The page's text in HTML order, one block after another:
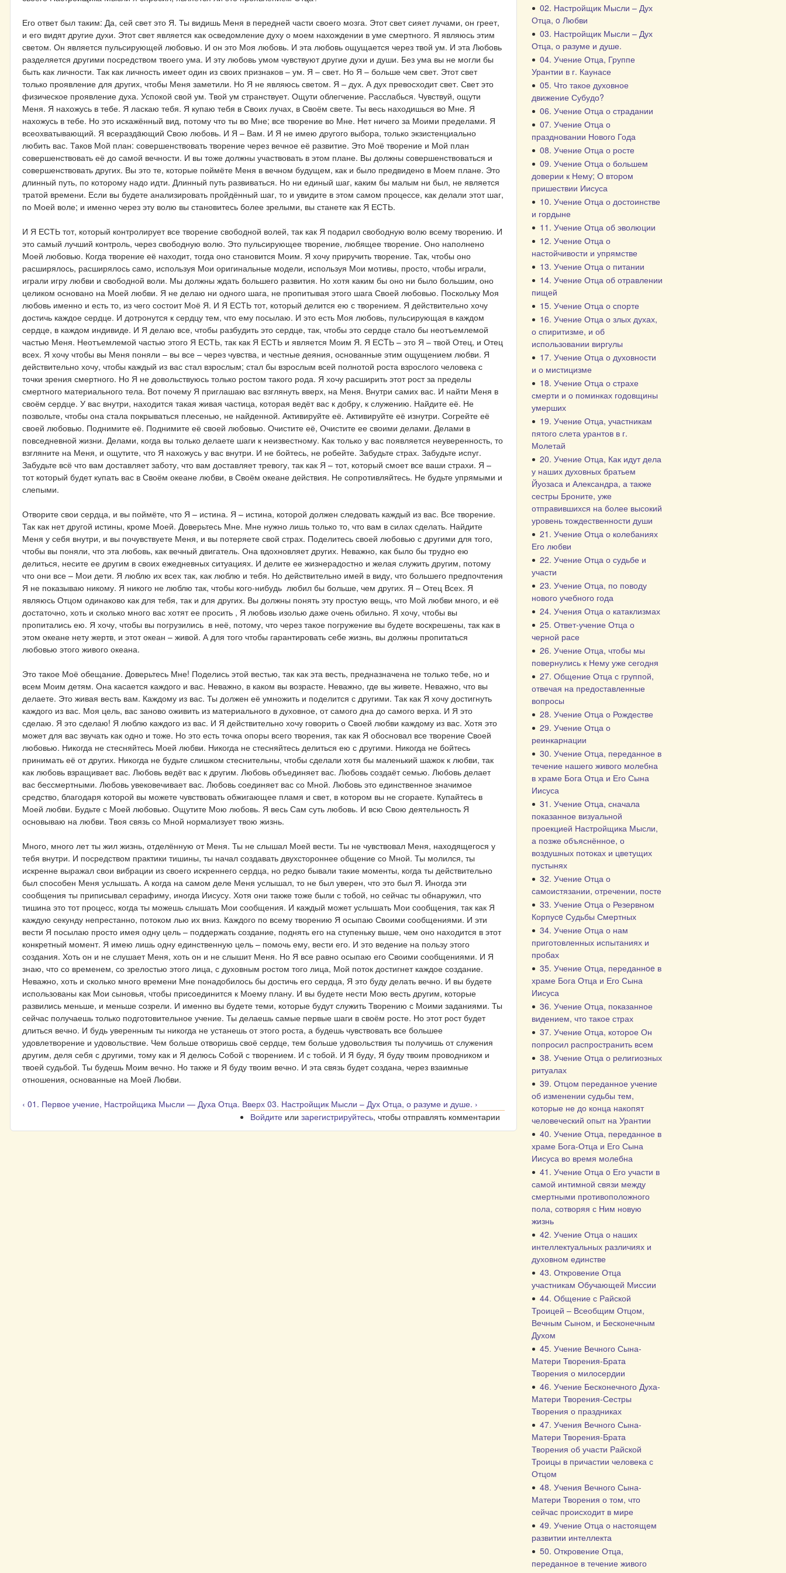
Его ответ был таким: Да, сей свет это Я. Ты видишь Меня в передней части своего мозга. Этот свет сияет лучами, он греет,
и его видят другие духи. Этот свет является как осведомление духу о моем нахождении в уме смертного. Я являюсь этим
светом. Он является пульсирующей любовью. И он это Моя любовь. И эта любовь ощущается через твой ум. И эта Любовь
разделяется другими посредством твоего ума. И эту любовь умом чувствуют другие духи и души. Без ума вы не могли бы
быть как личности. Так как личность имеет один из своих признаков – ум. Я – свет. Но Я – больше чем свет. Этот свет
только проявление для других, чтобы Меня заметили. Но Я не являюсь светом. Я – дух. А дух превосходит свет. Свет это
физическое проявление духа. Успокой свой ум. Твой ум странствует. Ощути облегчение. Расслабься. Чувствуй, ощути
Меня. Я нахожусь в тебе. Я ласкаю тебя. Я купаю тебя в Своих лучах, в Своём свете. Ты весь находишься во Мне. Я
нахожусь в тебе. Но это искажённый вид, потому что ты во Мне; все творение во Мне. Нет ничего за Моими пределами. Я
всеохватывающий. Я всераздaющий Свою любовь. И Я – Вам. И Я не имею другого выбора, только экзистенциально
любить вас. Таков Мой план: совершенствовать творение через вечное её развитие. Это Моё творение и Мой план
совершенствовать её до самой вечности. И вы тоже должны участвовать в этом плане. Вы должны совершенствоваться и
совершенствовать других. Вы это те, которые поймёте Меня в вечном будущем, как и было предвидено в Моем плане. Это
длинный путь, по которому надо идти. Длинный путь развиваться. Но ни единый шаг, каким бы малым ни был, не является
тратой времени. Если вы будете анализировать пройдённый шаг, то и увидите в этом самом процессе, как делали этот шаг,
по Моей воле; и именно через эту волю вы становитесь более зрелыми, вы станете как Я ЕСТЬ.
И Я ЕСТЬ тот, который контролирует все творение свободной волей, так как Я подарил свободную волю всему творению. И
это самый лучший контроль, через свободную волю. Это пульсирующее творение, любящее творение. Оно наполнено
Моей любовью. Когда творение её находит, тогда оно становится Моим. Я хочу приручить творение. Так, чтобы оно
расширялось, расширялось само, используя Мои оригинальные модели, используя Мои мотивы, просто, чтобы играли,
играли игру любви и свободной воли. Мы должны ждать большего развития. Но хотя каким бы оно ни было большим, оно
целиком основано на Моей любви. Я не делаю ни одного шага, не пропитывая этого шага Своей любовью. Поскольку Моя
любовь именно и есть то, из чего состоит Моё Я. И Я ЕСТЬ тот, который делится ею с творением. Я действительно хочу
достичь каждое сердце. И дотронутся к сердцу тем, что ему посылаю. И это есть Моя любовь, пульсирующая в каждом
сердце, в каждом индивиде. И Я делаю все, чтобы разбудить это сердце, так, чтобы это сердце стало бы неотъемлемой
частью Меня. Неотъемлемой частью этого Я ЕСТЬ, так как Я ЕСТЬ и является Моим Я. Я ЕСTЬ – это Я – твой Отец, и Отец
всех. Я хочу чтобы вы Меня поняли – вы все – через чувства, и честные деяния, основанные этим ощущением любви. Я
действительно хочу, чтобы каждый из вас стал взрослым; стал бы взрослым всей полнотой роста взрослого человека с
точки зрения смертного. Но Я не довольствуюсь только ростом такого рода. Я хочу расширить этот рост за пределы
смертного материального тела. Вот почему Я приглашаю вас взглянуть вверх, на Меня. Внутри самих вас. И найти Меня в
своём сердце. У вас внутри, находится такая живая частица, которая ведёт вас к добру, к служению. Найдите её. Не
позвольте, чтобы она стала покрываться плесенью, не найденной. Активируйте её. Активируйте её изнутри. Согрейте её
своей любовью. Поднимите её. Поднимите её своей любовью. Очистите её, Очистите ее своими делами. Делами в
повседневной жизни. Делами, когда вы только делаете шаги к неизвестному. Как только у вас появляется неуверенность, то
взгляните на Меня, и ощутите, что Я нахожусь у вас внутри. И не бойтесь, не робейте. Забудьте страх. Забудьте испуг.
Забудьте всё что вам доставляет заботу, что вам доставляет тревогу, так как Я – тот, который смоет все ваши страхи. Я –
тот который будет купать вас в Своём океане любви, в Своём океане действия. Не сопротивляйтесь. Не будьте упрямыми и
слепыми.
Отворите свои сердца, и вы поймёте, что Я – истина. Я – истина, которой должен следовать каждый из вас. Все творение.
Так как нет другой истины, кроме Моей. Доверьтесь Мне. Мне нужно лишь только то, что вам в силах сделать. Найдите
Меня у себя внутри, и вы почувствуете Меня, и вы потеряете свой страх. Поделитесь своей любовью с другими для того,
чтобы вы поняли, что эта любовь, как вечный двигатель. Она вдохновляет других. Неважно, как было бы трудно ею
делиться, несите ее другим в своих ежедневных ситуациях. И делите ее жизнерадостно и желая служить другим, потому
что они все – Мои дети. Я люблю их всех так, как люблю и тебя. Но действительно имей в виду, что большего предпочтения
Я не показываю никому. Я никого не люблю так, чтобы кого-нибудь любил бы больше, чем других. Я – Отец Всех. Я
являюсь Отцом одинаково как для тебя, так и для других. Вы должны понять эту простую вещь, что Мой любви много, и её
достаточно, хоть и сколько много вас хотят ее просить , Я любовь изолью даже очень обильно. Я хочу, чтобы вы
пропитались ею. Я хочу, чтобы вы погрузились в неё, потому, что через такое погружение вы будете воскрешены, так как в
этом океане нету жертв, и этот океан – живой. А для того чтобы гарантировать себе жизнь, вы должны пропитаться
любовью этого живого океана.
Это такое Моё обещание. Доверьтесь Мне! Поделись этой вестью, так как эта весть, предназначена не только тебе, но и
всем Моим детям. Она касается каждого и вас. Неважно, в каком вы возрасте. Неважно, где вы живете. Неважно, что вы
делаете. Это живая весть вам. Каждому из вас. Ты должен её умножить и поделится с другими. Так как Я хочу достигнуть
каждого из вас. Моя цель, вас заново оживить из материального в духовное, от самого дна до самого верха. И Я это
сделаю. Я это сделаю! Я люблю каждого из вас. И Я действительно хочу говорить о Своей любви каждому из вас. Хотя это
может для вас звучать как одно и тоже. Но это есть точка опоры всего творения, так как Я обосновал все творение Своей
любовью. Никогда не стесняйтесь Моей любви. Никогда не стесняйтесь делиться ею с другими. Никогда не бойтесь
принимать её от других. Никогда не будьте слишком стеснительны, чтобы сделали хотя бы маленький шажок к любви, так
как любовь взращивает вас. Любовь ведёт вас к другим. Любовь объединяет вас. Любовь создаёт семью. Любовь делает
вас бессмертными. Любовь увековечивает вас. Любовь соединяет вас со Мной. Любовь это единственное значимое
средство, благодаря которой вы можете чувствовать обжигающее пламя и свет, в котором вы не сгораете. Купайтесь в
Моей любви. Будьте с Моей любовью. Ощутите Мою любовь. Я весь Сам суть любовь. И всю Свою деятельность Я
основываю на любви. Твоя связь со Мной нормализует твою жизнь.
Много, много лет ты жил жизнь, отделённую от Меня. Ты не слышал Моей вести. Ты не чувствовал Меня, находящегося у
тебя внутри. И посредством практики тишины, ты начал создавать двухстороннее общение со Мной. Ты молился, ты
искренне выражал свои вибрации из своего искреннего сердца, но редко бывали такие моменты, когда ты действительно
был способен Меня услышать. А когда на самом деле Меня услышал, то не был уверен, что это был Я. Иногда эти
сообщения ты приписывал серафиму, иногда Иисусу. Хотя они также тоже были с тобой, но сейчас ты обнаружил, что
тишина это тот процесс, когда ты можешь слышать Мои сообщения. И каждый может услышать Мои сообщения, так как Я
каждую секунду непрестанно, потоком лью их вниз. Каждого по всему творению Я осыпаю Своими сообщениями. И эти
вести Я посылаю просто имея одну цель – поддержать создание, поднять его на ступеньку выше, чем оно находится в этот
конкретный момент. Я имею лишь одну единственную цель – помочь ему, вести его. И это ведение на пользу этого
создания. Хоть он и не слушает Меня, хоть он и не слышит Меня. Но Я все равно осыпаю его Своими сообщениями. И Я
знаю, что со временем, со зрелостью этого лица, с духовным ростом того лица, Мой поток достигнет каждое создание.
Неважно, хоть и сколько много времени Мне понадобилось бы достичь его сердца, Я это буду делать вечно. И вы будете
использованы как Мои сыновья, чтобы присоединится к Моему плану. И вы будете нести Мою весть другим, которые
развились меньше, и меньше созрели. И именно вы будете теми, которые будут служить Творению с Моими заданиями. Ты
сейчас получаешь только подготовительное учение. Ты делаешь самые первые шаги в своём росте. Но этот рост будет
длиться вечно. И будь уверенным ты никогда не устанешь от этого роста, а будешь чувствовать все большее
удовлетворение и удовольствие. Чем больше отворишь своё сердце, тем больше удовольствия ты получишь от служения
другим, деля себя с другими, тому как и Я делюсь Собой с творением. И с тобой. И Я буду, Я буду твоим проводником и
твоей судьбой. Ты будешь Моим вечно. Но также и Я буду твоим вечно. И эта связь будет создана, через взаимные
отношения, основанные на Моей Любви.
‹ 01. Первое учение, Настройщика Мысли — Духа Отца. Вверх 03. Настройщик Мысли – Дух Отца, о разуме и душе. ›
Войдитеили зарегистрируйтесь, чтобы отправлять комментарии
02. Настройщик Мысли – Дух
Отца, o Любви
03. Настройщик Мысли – Дух
Отца, о разуме и душе.
04. Учение Отца, Группе
Урантии в г. Каунасе
05. Что такое духовное
движение Субудо?
06. Учение Отца о страдании
07. Учение Отца о
праздновании Нового Года
08. Учение Отца о росте
09. Учение Отца о большем
доверии к Нему; О втором
пришествии Иисуса
10. Учение Отца о достоинстве
и гордыне
11. Учение Отца об эволюции
12. Учение Отца о
настойчивости и упрямстве
13. Учение Отца о питании
14. Учение Отца об отравлении
пищей
15. Учение Отца о спорте
16. Учение Отца о злых духах,
о спиритизме, и об
использовании виргулы
17. Учение Отца о духовности
и о мистицизме
18. Учение Отца о страхе
смерти и о поминках годовщины
умерших
19. Учение Отца, участникам
пятого слета урантов в г.
Молетай
20. Учение Отца, Как идут дела
у наших духовных братьем
Йуозаса и Александра, а также
сестры Броните, уже
отправившихся на более высокий
уровень тождественности души
21. Учение Отца о колебаниях
Его любви
22. Учение Отца о судьбе и
участи
23. Учение Отца, по поводу
нового учебного года
24. Учения Отца о катаклизмах
25. Ответ-учение Отца о
черной расе
26. Учение Отца, чтобы мы
повернулись к Нему уже сегодня
27. Общение Отца с группой,
отвечая на предоставленные
вопросы
28. Учение Отца о Рождестве
29. Учение Отца о
реинкарнации
30. Учение Отца, переданное в
течение нашего живого молебна
в храме Бога Отца и Его Сына
Иисуса
31. Учение Отца, сначала
показанное визуальной
проекцией Настройщика Мысли,
а позже объяснённое, о
воздушных потоках и цветущих
пустынях
32. Учение Отца о
самоистязании, отречении, посте
33. Учение Отца о Резервном
Корпусe Судьбы Смертных
34. Учение Отца о нам
приготовленных испытаниях и
пробах
35. Учение Отца, переданнoe в
храме Бога Отца и Его Сына
Иисуса
36. Учение Отца, показанное
видением, что такое страх
37. Учение Отца, которое Он
попросил распространить всем
38. Учение Отца о религиозных
ритуалах
39. Отцом переданное учение
об изменении судьбы тем,
которые не до конца накопят
человеческий опыт на Урантии
40. Учение Отца, переданное в
храме Бога-Отца и Его Сына
Иисуса во время молебна
41. Учение Отца o Его участи в
самой интимной связи между
смертными противоположного
пола, сотворяя с Ним новую
жизнь
42. Учение Отца о наших
интеллектуальных различиях и
духовном единстве
43. Откровение Отца
участникам Обучающей Миссии
44. Общение с Райской
Троицей – Всеобщим Отцом,
Вечным Сыном, и Бесконечным
Духом
45. Учение Вечного Сына-
Матери Творения-Брата
Творения о милосердии
46. Учение Бесконечного Духа-
Матери Творения-Сестры
Творения о праздниках
47. Учения Вечного Сына-
Матери Творения-Брата
Творения об участи Райской
Троицы в причастии человека с
Отцом
48. Учения Вечного Сына-
Матери Творения о том, что
сейчас происходит в мире
49. Учение Отца о настоящем
развитии интеллекта
50. Откровение Отца,
переданное в течение живого